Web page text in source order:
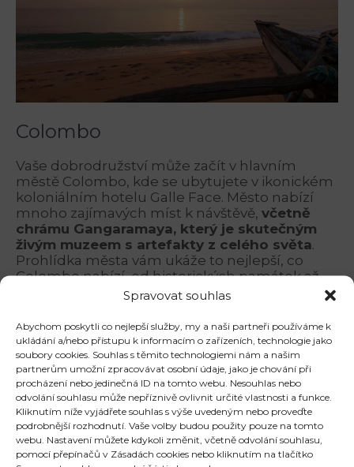
Spravovat souhlas
Abychom poskytli co nejlepší služby, my a naši partneři používáme k
ukládání a/nebo přístupu k informacím o zařízeních, technologie jako
soubory cookies. Souhlas s těmito technologiemi nám a našim
partnerům umožní zpracovávat osobní údaje, jako je chování při
procházení nebo jedinečná ID na tomto webu. Nesouhlas nebo
odvolání souhlasu může nepříznivě ovlivnit určité vlastnosti a funkce.
Kliknutím níže vyjádřete souhlas s výše uvedeným nebo proveďte
podrobnější rozhodnutí. Vaše volby budou použity pouze na tomto
webu. Nastavení můžete kdykoli změnit, včetně odvolání souhlasu,
pomocí přepínačů v Zásadách cookies nebo kliknutím na tlačítko
Colombo
Vaše dobrodružství může začít v hlavním
městě Colombo, kde se ubytujete v ikonickém
koloniálním hotelu Galle Face. Město nabízí
mnoho zajímavých míst k návštěvě, včetně
chrámu Gangaramaya, který je skutečným
živým muzeem s artefakty z celého světa.
Prohlídka města vám ukáže to nejlepší, co
Colombo nabízí, od historických památek až
po moderní kulturní hotspoty.
Kandy
Další zastávkou je Kandy, město známé svým
bohatým kulturním dědictvím. Navštivte slavný
Chrám zubu, rušné trhy a Královskou
botanickou zahradu Peradeniya. Kandy je také
domovem jednoho z nejstarších a
nejznámějších festivalů v Asii –Kandy Esala
Perahera. Tento festival, který má kořeny ve